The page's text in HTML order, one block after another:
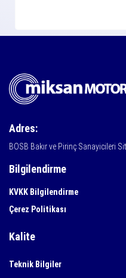
Adres:
BOSB Bakır ve Pirinç Sanayicileri
Bilgilendirme
KVKK Bilgilendirme
Çerez Politikası
Kalite
Teknik Bilgiler